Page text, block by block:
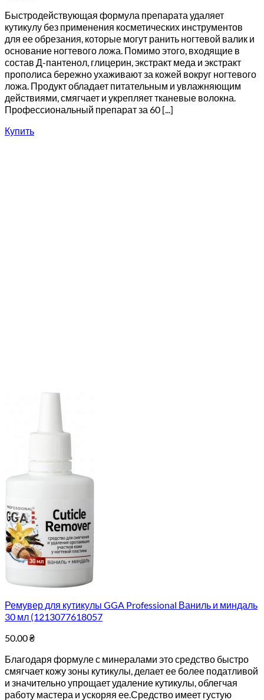
Быстродействующая формула препарата удаляет
кутикулу без применения косметических инструментов
для ее обрезания, которые могут ранить ногтевой валик и
основание ногтевого ложа. Помимо этого, входящие в
состав Д-пантенол, глицерин, экстракт меда и экстракт
прополиса бережно ухаживают за кожей вокруг ногтевого
ложа. Продукт обладает питательным и увлажняющим
действиями, смягчает и укрепляет тканевые волокна.
Профессиональный препарат за 60 [...]
Купить
Ремувер для кутикулы GGA Professional Ваниль и миндаль
30 мл (1213077618057
50.00₴
Благодаря формуле с минералами это средство быстро
смягчает кожу зоны кутикулы, делает ее более податливой
и значительно упрощает удаление кутикулы, облегчая
работу мастера и ускоряя ее.Средство имеет густую